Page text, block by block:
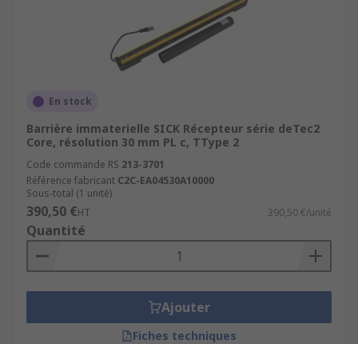
En stock
Barrière immaterielle SICK Récepteur série deTec2
Core, résolution 30 mm PL c, TType 2
Code commande RS 213-3701
Référence fabricant C2C-EA04530A10000
Sous-total (1 unité)
390,50 €HT 390,50 €/unité
Quantité
Ajouter
Fiches techniques